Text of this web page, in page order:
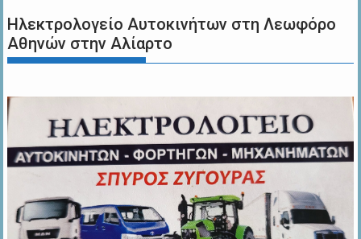
Ηλεκτρολογείο Αυτοκινήτων στη Λεωφόρο
Αθηνών στην Αλίαρτο